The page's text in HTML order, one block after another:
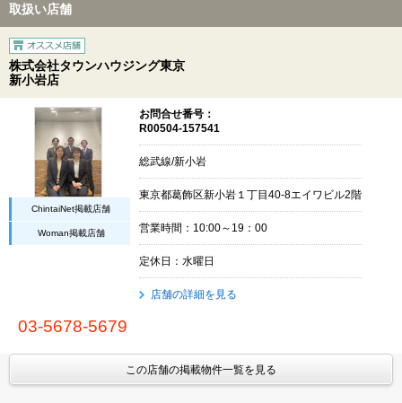
取扱い店舗
株式会社タウンハウジング東京
新小岩店
ChintaiNet掲載店舗
Woman掲載店舗
お問合せ番号：
R00504-157541
総武線/新小岩
東京都葛飾区新小岩１丁目40-8エイワビル2階
営業時間：10:00～19：00
定休日：水曜日
店舗の詳細を見る
03-5678-5679
この店舗の掲載物件一覧を見る